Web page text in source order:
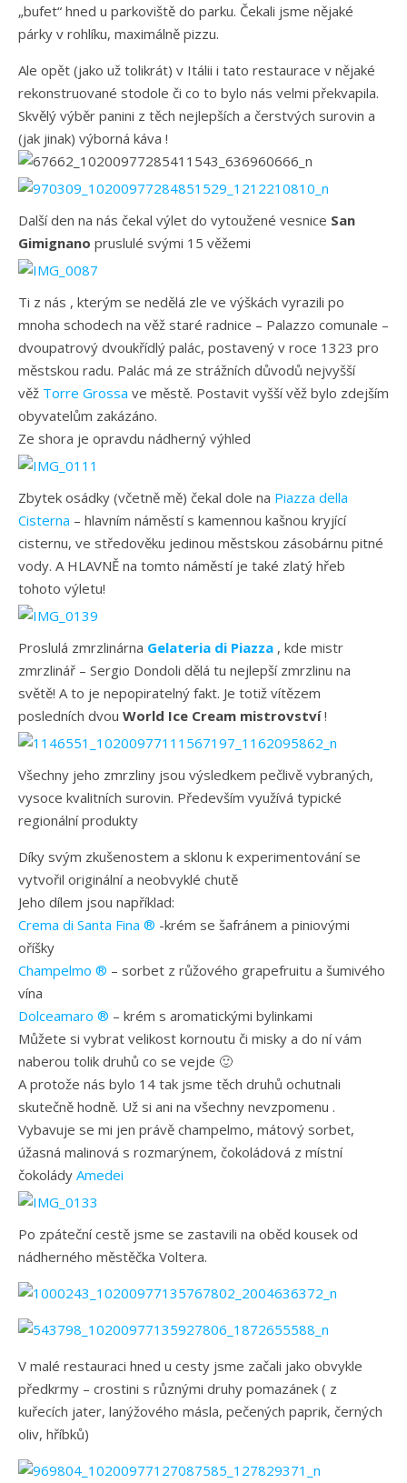
„bufet“ hned u parkoviště do parku. Čekali jsme nějaké
párky v rohlíku, maximálně pizzu.
Ale opět (jako už tolikrát) v Itálii i tato restaurace v nějaké
rekonstruované stodole či co to bylo nás velmi překvapila.
Skvělý výběr panini z těch nejlepších a čerstvých surovin a
(jak jinak) výborná káva !
Další den na nás čekal výlet do vytoužené vesnice San
Gimignano pruslulé svými 15 věžemi
Ti z nás , kterým se nedělá zle ve výškách vyrazili po
mnoha schodech na věž staré radnice – Palazzo comunale –
dvoupatrový dvoukřídlý palác, postavený v roce 1323 pro
městskou radu. Palác má ze strážních důvodů nejvyšší
věž Torre Grossa ve městě. Postavit vyšší věž bylo zdejším
obyvatelům zakázáno.
Ze shora je opravdu nádherný výhled
Zbytek osádky (včetně mě) čekal dole na Piazza della
Cisterna – hlavním náměstí s kamennou kašnou kryjící
cisternu, ve středověku jedinou městskou zásobárnu pitné
vody. A HLAVNĚ na tomto náměstí je také zlatý hřeb
tohoto výletu!
Proslulá zmrzlinárna Gelateria di Piazza , kde mistr
zmrzlinář – Sergio Dondoli dělá tu nejlepší zmrzlinu na
světě! A to je nepopiratelný fakt. Je totiž vítězem
posledních dvou World Ice Cream mistrovství!
Všechny jeho zmrzliny jsou výsledkem pečlivě vybraných,
vysoce kvalitních surovin. Především využívá typické
regionální produkty
Díky svým zkušenostem a sklonu k experimentování se
vytvořil originální a neobvyklé chutě
Jeho dílem jsou například:
Crema di Santa Fina ® -krém se šafránem a piniovými
oříšky
Champelmo ® – sorbet z růžového grapefruitu a šumivého
vína
Dolceamaro ® – krém s aromatickými bylinkami
Můžete si vybrat velikost kornoutu či misky a do ní vám
naberou tolik druhů co se vejde 🙂
A protože nás bylo 14 tak jsme těch druhů ochutnali
skutečně hodně. Už si ani na všechny nevzpomenu .
Vybavuje se mi jen právě champelmo, mátový sorbet,
úžasná malinová s rozmarýnem, čokoládová z místní
čokolády Amedei
Po zpáteční cestě jsme se zastavili na oběd kousek od
nádherného městěčka Voltera.
V malé restauraci hned u cesty jsme začali jako obvykle
předkrmy – crostini s různými druhy pomazánek ( z
kuřecích jater, lanýžového másla, pečených paprik, černých
oliv, hříbků)